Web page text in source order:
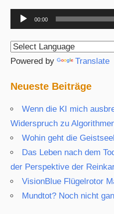
Audio-
Player
00:00
Powered by Translate
Neueste Beiträge
Wenn die KI mich
Widerspruch zu
Wohin geht die
Das Leben nach dem
der Perspektive der
VisionBlue Flügelrotor
Mundtot? Noch nicht